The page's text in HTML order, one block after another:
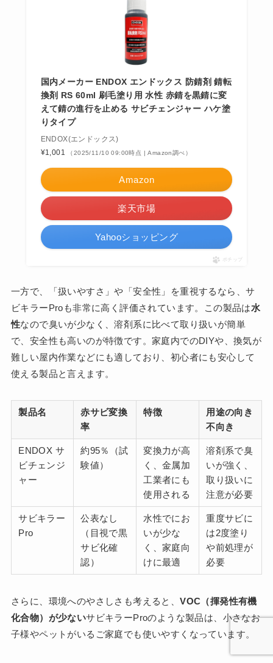
国内メーカー ENDOX エンドックス 防錆剤 錆転
換剤 RS 60ml 刷毛塗り用 水性 赤錆を黒錆に変
えて錆の進行を止める サビチェンジャー ハケ塗
りタイプ
ENDOX(エンドックス)
¥1,001
（2025/11/10 09:00時点 | Amazon調べ）
Amazon
楽天市場
Yahooショッピング
ポチップ
一方で、「扱いやすさ」や「安全性」を重視するなら、サ
ビキラーProも非常に高く評価されています。この製品は水
性なので臭いが少なく、溶剤系に比べて取り扱いが簡単
で、安全性も高いのが特徴です。家庭内でのDIYや、換気が
難しい屋内作業などにも適しており、初心者にも安心して
使える製品と言えます。
製品名
赤サビ変換
率
特徴
用途の向き
不向き
ENDOX サ
ビチェンジ
ャー
約95％（試
験値）
変換力が高
く、金属加
工業者にも
使用される
溶剤系で臭
いが強く、
取り扱いに
注意が必要
サビキラー
Pro
公表なし
（目視で黒
サビ化確
認）
水性でにお
いが少な
く、家庭向
けに最適
重度サビに
は2度塗り
や前処理が
必要
さらに、環境へのやさしさも考えると、VOC（揮発性有機
化合物）が少ないサビキラーProのような製品は、小さなお
子様やペットがいるご家庭でも使いやすくなっています。